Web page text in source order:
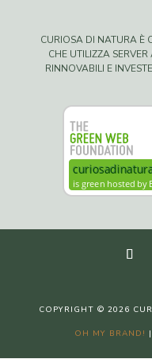
CURIOSA DI NATURA È
CHE UTILIZZA
RINNOVABILI E
COPYRIGHT © 2026
OH MY BRAND! |